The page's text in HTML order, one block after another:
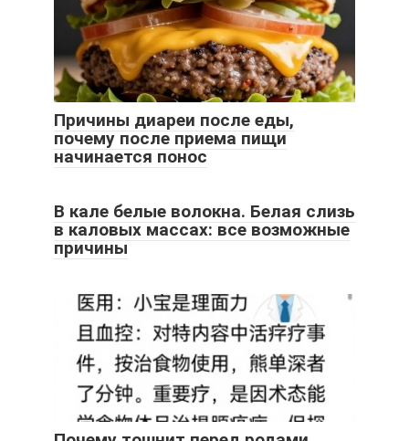
Причины диареи после еды,
почему после приема пищи
начинается понос
В кале белые волокна. Белая слизь
в каловых массах: все возможные
причины